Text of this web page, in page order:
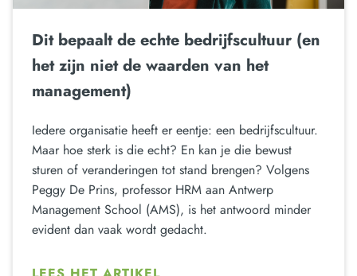
Dit bepaalt de echte bedrijfscultuur (en
het zijn niet de waarden van het
management)
Iedere organisatie heeft er eentje: een bedrijfscultuur.
Maar hoe sterk is die echt? En kan je die bewust
sturen of veranderingen tot stand brengen? Volgens
Peggy De Prins, professor HRM aan Antwerp
Management School (AMS), is het antwoord minder
evident dan vaak wordt gedacht.